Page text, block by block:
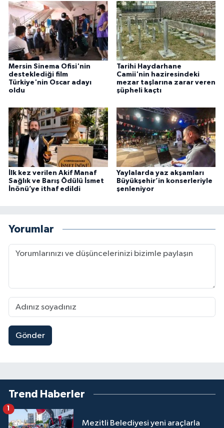
Mersin Sinema Ofisi'nin
desteklediği film
Türkiye'nin Oscar adayı
oldu
Tarihi Haydarhane
Camii'nin haziresindeki
mezar taşlarına zarar veren
şüpheli kaçtı
İlk kez verilen Akif Manaf
Sağlık ve Barış Ödülü İsmet
İnönü’ye ithaf edildi
Yaylalarda yaz akşamları
Büyükşehir’in konserleriyle
şenleniyor
Yorumlar
Gönder
Trend Haberler
Mezitli Belediyesi yeni araçlarla
1